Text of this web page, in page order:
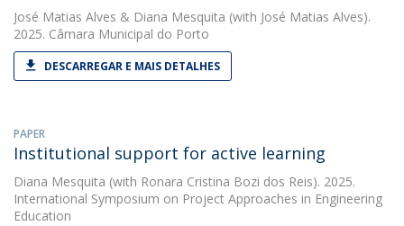
José Matias Alves & Diana Mesquita (with José Matias Alves).
2025. Câmara Municipal do Porto
DESCARREGAR E MAIS DETALHES
PAPER
Institutional support for active learning
Diana Mesquita (with Ronara Cristina Bozi dos Reis). 2025.
International Symposium on Project Approaches in Engineering
Education